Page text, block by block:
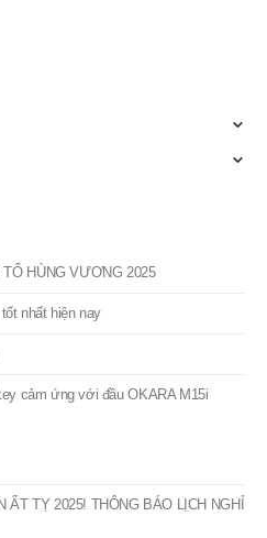
HÙNG VƯƠNG 2025
nhất hiện nay